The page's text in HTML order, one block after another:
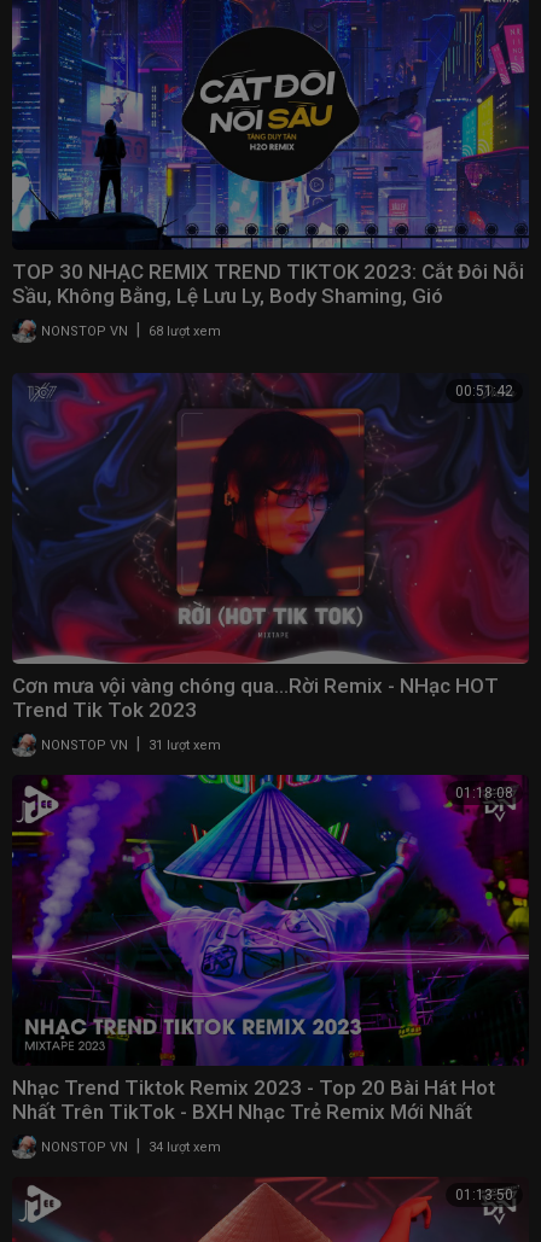
TOP 30 NHẠC REMIX TREND TIKTOK 2023: Cắt Đôi Nỗi
Sầu, Không Bằng, Lệ Lưu Ly, Body Shaming, Gió
NONSTOP VN 68 lượt xem
00:51:42
Cơn mưa vội vàng chóng qua...Rời Remix - NHạc HOT
Trend Tik Tok 2023
NONSTOP VN 31 lượt xem
01:18:08
Nhạc Trend Tiktok Remix 2023 - Top 20 Bài Hát Hot
Nhất Trên TikTok - BXH Nhạc Trẻ Remix Mới Nhất
NONSTOP VN 34 lượt xem
01:13:50